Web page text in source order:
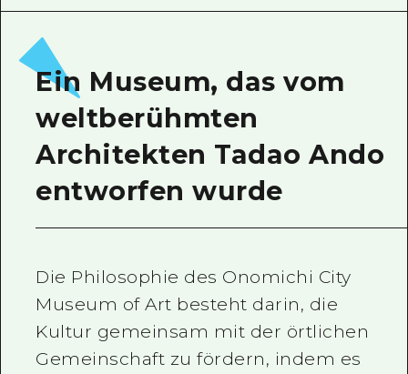
Ein Museum, das vom
weltberühmten
Architekten Tadao Ando
entworfen wurde
Die Philosophie des Onomichi City
Museum of Art besteht darin, die
Kultur gemeinsam mit der örtlichen
Gemeinschaft zu fördern, indem es